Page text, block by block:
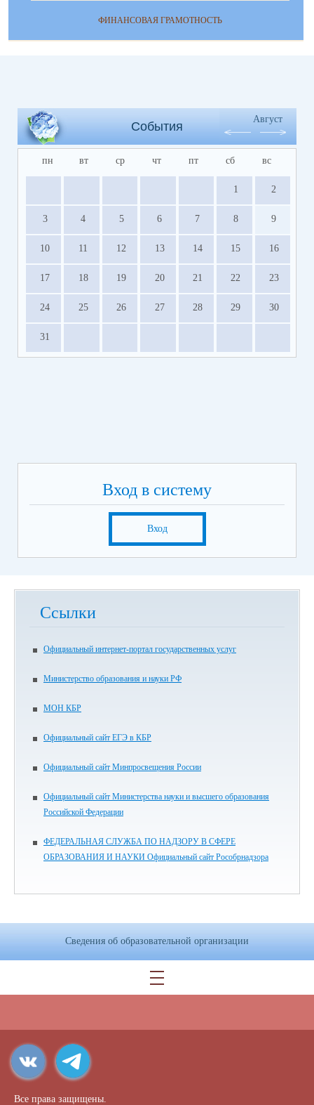
ФИНАНСОВАЯ ГРАМОТНОСТЬ
События
Август
пн вт ср чт пт сб вс
1 2
3 4 5 6 7 8 9
10 11 12 13 14 15 16
17 18 19 20 21 22 23
24 25 26 27 28 29 30
31
Вход в систему
Вход
Ссылки
Официальный интернет-портал государственных услуг
Министерство образования и науки РФ
МОН КБР
Официальный сайт ЕГЭ в КБР
Официальный сайт Минпросвещения России
Официальный сайт Министерства науки и высшего образования
Российской Федерации
ФЕДЕРАЛЬНАЯ СЛУЖБА ПО НАДЗОРУ В СФЕРЕ
ОБРАЗОВАНИЯ И НАУКИ Официальный сайт Рособрнадзора
Сведения об образовательной организации
Все права защищены.